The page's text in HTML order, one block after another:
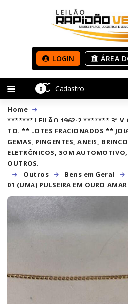
0 Cadastro
LOGIN ÁREA
Home
******* LEILÃO 1962-2 ******* 3ª
TO. ** LOTES FRACIONADOS **
GEMAS, PINGENTES, ANEIS,
ELETRÔNICOS, SOM
OUTROS.
Outros
Bens em Geral
01 (UMA) PULSEIRA EM OURO